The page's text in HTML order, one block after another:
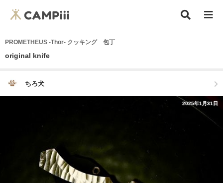
PROMETHEUS -Thor- クッキング 包丁
original knife
ちろ犬
2025年1月31日